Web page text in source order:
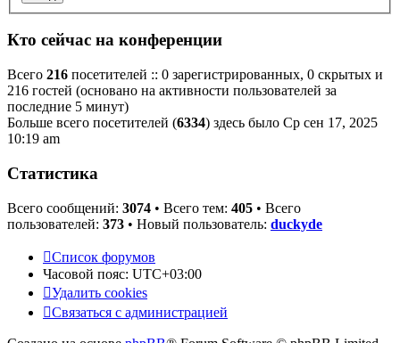
Кто сейчас на конференции
Всего 216 посетителей :: 0 зарегистрированных, 0 скрытых и
216 гостей (основано на активности пользователей за
последние 5 минут)
Больше всего посетителей (6334) здесь было Ср сен 17, 2025
10:19 am
Статистика
Всего сообщений: 3074 • Всего тем: 405 • Всего
пользователей: 373 • Новый пользователь: duckyde
Список форумов
Часовой пояс: UTC+03:00
Удалить cookies
Связаться с администрацией